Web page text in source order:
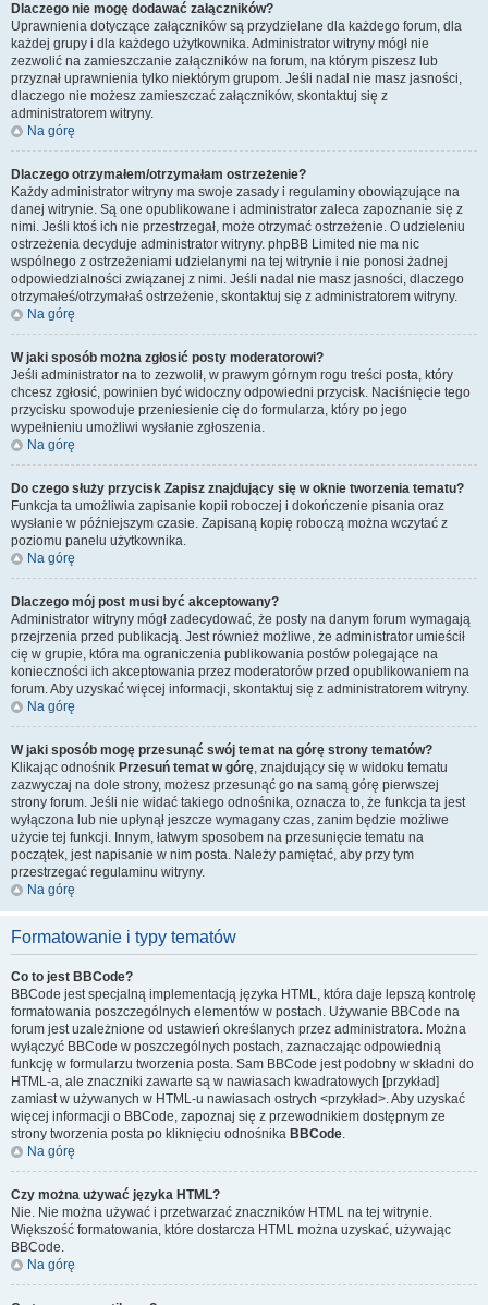
Dlaczego nie mogę dodawać załączników?
Uprawnienia dotyczące załączników są przydzielane dla każdego forum, dla
każdej grupy i dla każdego użytkownika. Administrator witryny mógł nie
zezwolić na zamieszczanie załączników na forum, na którym piszesz lub
przyznał uprawnienia tylko niektórym grupom. Jeśli nadal nie masz jasności,
dlaczego nie możesz zamieszczać załączników, skontaktuj się z
administratorem witryny.
Na górę
Dlaczego otrzymałem/otrzymałam ostrzeżenie?
Każdy administrator witryny ma swoje zasady i regulaminy obowiązujące na
danej witrynie. Są one opublikowane i administrator zaleca zapoznanie się z
nimi. Jeśli ktoś ich nie przestrzegał, może otrzymać ostrzeżenie. O udzieleniu
ostrzeżenia decyduje administrator witryny. phpBB Limited nie ma nic
wspólnego z ostrzeżeniami udzielanymi na tej witrynie i nie ponosi żadnej
odpowiedzialności związanej z nimi. Jeśli nadal nie masz jasności, dlaczego
otrzymałeś/otrzymałaś ostrzeżenie, skontaktuj się z administratorem witryny.
Na górę
W jaki sposób można zgłosić posty moderatorowi?
Jeśli administrator na to zezwolił, w prawym górnym rogu treści posta, który
chcesz zgłosić, powinien być widoczny odpowiedni przycisk. Naciśnięcie tego
przycisku spowoduje przeniesienie cię do formularza, który po jego
wypełnieniu umożliwi wysłanie zgłoszenia.
Na górę
Do czego służy przycisk Zapisz znajdujący się w oknie tworzenia tematu?
Funkcja ta umożliwia zapisanie kopii roboczej i dokończenie pisania oraz
wysłanie w późniejszym czasie. Zapisaną kopię roboczą można wczytać z
poziomu panelu użytkownika.
Na górę
Dlaczego mój post musi być akceptowany?
Administrator witryny mógł zadecydować, że posty na danym forum wymagają
przejrzenia przed publikacją. Jest również możliwe, że administrator umieścił
cię w grupie, która ma ograniczenia publikowania postów polegające na
konieczności ich akceptowania przez moderatorów przed opublikowaniem na
forum. Aby uzyskać więcej informacji, skontaktuj się z administratorem witryny.
Na górę
W jaki sposób mogę przesunąć swój temat na górę strony tematów?
Klikając odnośnik Przesuń temat w górę, znajdujący się w widoku tematu
zazwyczaj na dole strony, możesz przesunąć go na samą górę pierwszej
strony forum. Jeśli nie widać takiego odnośnika, oznacza to, że funkcja ta jest
wyłączona lub nie upłynął jeszcze wymagany czas, zanim będzie możliwe
użycie tej funkcji. Innym, łatwym sposobem na przesunięcie tematu na
początek, jest napisanie w nim posta. Należy pamiętać, aby przy tym
przestrzegać regulaminu witryny.
Na górę
Formatowanie i typy tematów
Co to jest BBCode?
BBCode jest specjalną implementacją języka HTML, która daje lepszą kontrolę
formatowania poszczególnych elementów w postach. Używanie BBCode na
forum jest uzależnione od ustawień określanych przez administratora. Można
wyłączyć BBCode w poszczególnych postach, zaznaczając odpowiednią
funkcję w formularzu tworzenia posta. Sam BBCode jest podobny w składni do
HTML-a, ale znaczniki zawarte są w nawiasach kwadratowych [przykład]
zamiast w używanych w HTML-u nawiasach ostrych <przykład>. Aby uzyskać
więcej informacji o BBCode, zapoznaj się z przewodnikiem dostępnym ze
strony tworzenia posta po kliknięciu odnośnika BBCode.
Na górę
Czy można używać języka HTML?
Nie. Nie można używać i przetwarzać znaczników HTML na tej witrynie.
Większość formatowania, które dostarcza HTML można uzyskać, używając
BBCode.
Na górę